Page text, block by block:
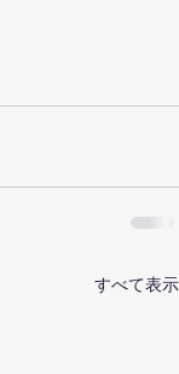
すべて表示